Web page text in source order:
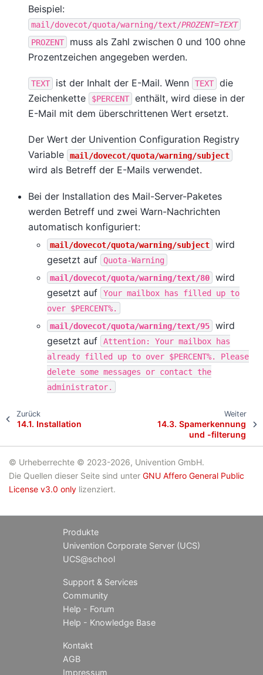
Beispiel:
mail/dovecot/quota/warning/text/PROZENT=TEXT
PROZENT
muss als Zahl zwischen 0 und 100 ohne
Prozentzeichen angegeben werden.
TEXT ist der Inhalt der E-Mail. Wenn TEXT
die
Zeichenkette
$PERCENT
enthält, wird diese in der
E-Mail mit dem überschrittenen Wert ersetzt.
Der Wert der Univention Configuration Registry
Variable
mail/dovecot/quota/warning/subject
wird als Betreff der E-Mails verwendet.
Bei der Installation des Mail-Server-Paketes
werden Betreff und zwei Warn-Nachrichten
automatisch konfiguriert:
mail/dovecot/quota/warning/subject
wird
gesetzt auf
Quota-Warning
mail/dovecot/quota/warning/text/80
wird
gesetzt auf
Your mailbox has filled up to
over $PERCENT%.
mail/dovecot/quota/warning/text/95
wird
gesetzt auf
Attention: Your mailbox
has
already filled up to over $PERCENT%.
Please
delete some messages or contact
the
administrator.
Zurück
14.1. Installation
Weiter
14.3.Spamerkennung
und -filterung
© Urheberrechte © 2023-2026, Univention GmbH.
Die Quellen dieser Seite sind unter GNU Affero General Public
License v3.0 only lizenziert.
Produkte
Univention Corporate Server (UCS)
UCS@school
Support & Services
Community
Help - Forum
Help - Knowledge Base
Kontakt
AGB
Impressum